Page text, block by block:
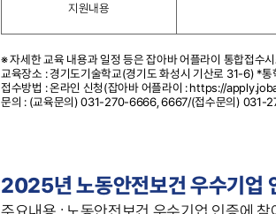
지원내용
※ 자세한 교육 내용과 일정 등은 잡아바 어플라이 통합접수
교육장소 : 경기도기술학교(경기도 화성시 기산로 31-6) *통
접수방법 : 온라인 신청(잡아바 어플라이 : https://
문의 : (교육문의) 031-270-6666, 6667/(접수문의) 031-
2025년 노동안전보건 우수기업